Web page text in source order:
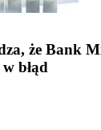
że Bank
błąd